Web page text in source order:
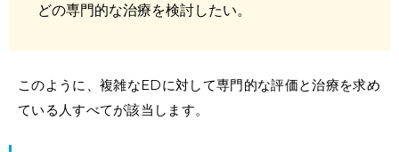
どの専門的な治療を検討したい。
このように、複雑なEDに対して専門的な評価と治療を求め
ている人すべてが該当します。